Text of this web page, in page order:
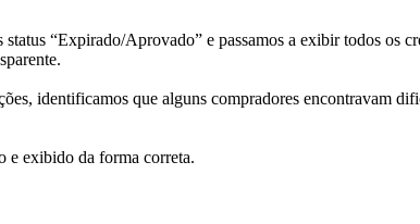
“Expirado/Aprovado” e passamos a exibir todos os
identificamos que alguns compradores encontravam
e exibido da forma correta.